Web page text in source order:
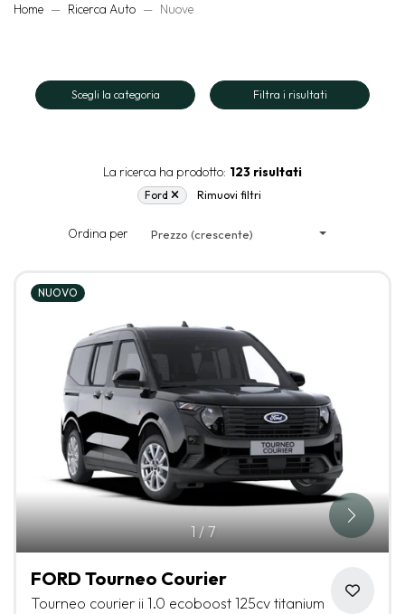
Home Ricerca Auto Nuove
Scegli la categoria Filtra i risultati
La ricerca ha prodotto: 123 risultati
Ford Rimuovi filtri
Ordina per Prezzo (crescente)
1/7
NUOVO
FORD Tourneo Courier
Tourneo courier ii 1.0 ecoboost 125cv titanium